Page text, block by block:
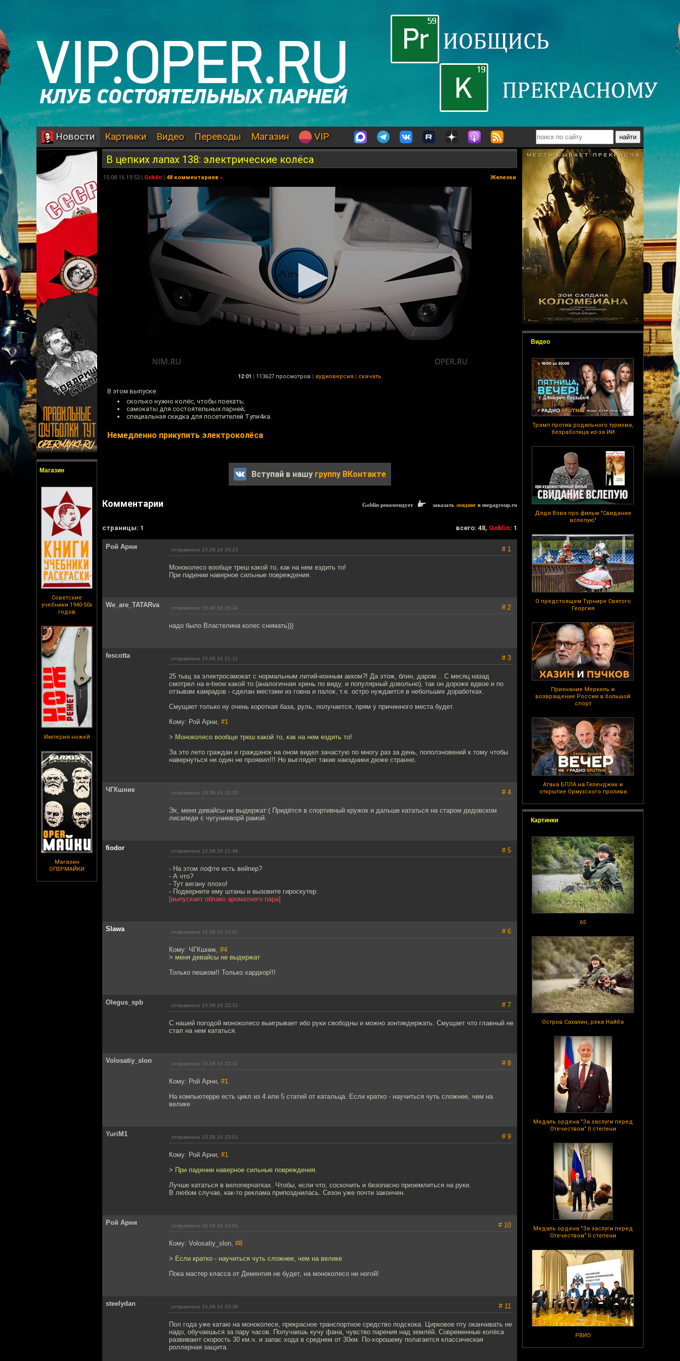
Новости Картинки Видео Переводы Магазин VIP
Магазин
Советские
учебники 1940-50х
годов
Империя ножей
Магазин
ОПЕРМАЙКИ
Видео
Трамп против родильного туризма,
безработица из-за ИИ
Дядя Вова про фильм "Свидание
вслепую"
О предстоящем Турнире Святого
Георгия
Признание Меркель и
возвращение России в большой
спорт
Атака БПЛА на Геленджик и
открытие Ормузского пролива
Картинки
65
Остров Сахалин, река Найба
Медаль ордена "За заслуги перед
Отечеством" II степени
Медаль ордена "За заслуги перед
Отечеством" II степени
РВИО
В цепких лапах 138: электрические колёса
15.08.16 19:52 | Goblin | 48 комментариев » Железки
12:01 | 113627 просмотров | аудиоверсия | скачать
В этом выпуске:
сколько нужно колёс, чтобы поехать;
самокаты для состоятельных парней;
специальная скидка для посетителей Тупи4ка.
Немедленно прикупить электроколёса
Вступай в нашу группу ВКонтакте
Комментарии Goblin рекомендует заказать лендинг в megagroup.ru
cтраницы: 1 всего: 48, Goblin: 1
Рой Арни отправлено 15.08.16 20:23 # 1
Моноколесо вообще треш какой то, как на нем ездить то!
При падении наверное сильные повреждения.
We_are_TATARva отправлено 15.08.16 20:24 # 2
надо было Властелина колес снимать)))
fescotta отправлено 15.08.16 21:11 # 3
25 тыщ за электросамокат с нормальным литий-ионным акком?! Да этож, блин, даром... С месяц назад
смотрел на e-twow какой то (аналогичная хрень по виду, и популярный довольно), так он дороже вдвое и по
отзывам камрадов - сделан местами из говна и палок, т.е. остро нуждается в небольших доработках.
Смущает только ну очень короткая база, руль, получается, прям у причинного места будет.
Кому: Рой Арни, #1
> Моноколесо вообще треш какой то, как на нем ездить то!
За это лето граждан и гражданок на оном видел зачастую по многу раз за день, поползновений к тому чтобы
навернуться ни один не проявил!!! Но выглядят такие наездники дюже странно.
ЧГКшник отправлено 15.08.16 21:32 # 4
Эх, меня девайсы не выдержат:( Придётся в спортивный кружок и дальше кататься на старом дедовском
лисапеде с чугуниеворй рамой.
fiodor отправлено 15.08.16 21:46 # 5
- На этом лофте есть вейпер?
- А что?
- Тут вегану плохо!
- Подверните ему штаны и вызовите гироскутер.
[выпускает облако ароматного пара]
Slawa отправлено 15.08.16 21:47 # 6
Кому: ЧГКшник, #4
> меня девайсы не выдержат
Только пешком!! Только хардкор!!!
Olegus_spb отправлено 15.08.16 22:31 # 7
С нашей погодой моноколесо выигрывает ибо руки свободны и можно зонтикдержать. Смущает что главный не
стал на нем кататься.
Volosatiy_slon отправлено 15.08.16 22:31 # 8
Кому: Рой Арни, #1
На компьютерре есть цикл из 4 или 5 статей от катальца. Если кратко - научиться чуть сложнее, чем на
велике
YuriM1 отправлено 15.08.16 23:01 # 9
Кому: Рой Арни, #1
> При падении наверное сильные повреждения.
Лучше кататься в велоперчатках. Чтобы, если что, соскочить и безопасно приземлиться на руки.
В любом случае, как-то реклама припозднилась. Сезон уже почти закончен.
Рой Арни отправлено 15.08.16 23:01 # 10
Кому: Volosatiy_slon, #8
> Если кратко - научиться чуть сложнее, чем на велике
Пока мастер класса от Дементия не будет, на моноколесо ни ногой!
steelydan отправлено 15.08.16 23:36 # 11
Пол года уже катаю на моноколесе, прекрасное транспортное средство подскока. Цирковое пту оканчивать не
надо, обучаешься за пару часов. Получаешь кучу фана, чувство парения над землёй. Современные колёса
развивают скорость 30 км.ч. и запас хода в среднем от 30км. По-хорошему полагается классическая
роллерная защита.